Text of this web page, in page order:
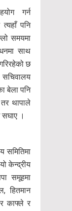
गर्न
पनि
समयमा
साथ
छ
बेला पनि
थापाले
सघाए ।
समितिमा
केन्द्रीय
समूहमा
हितमान
काफ्ले र